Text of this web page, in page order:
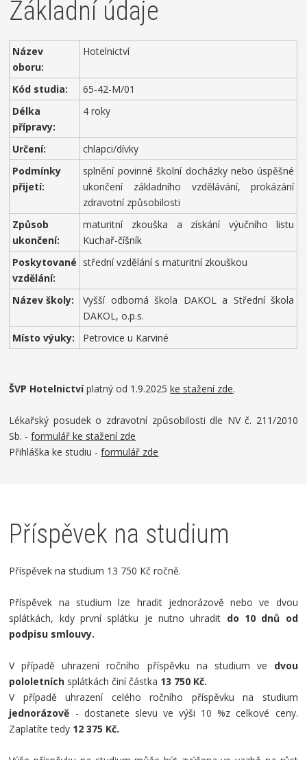
Základní údaje
Název
oboru:
Hotelnictví
Kód studia:
65-42-M/01
Délka
přípravy:
4 roky
Určení:
chlapci/dívky
Podmínky
přijetí:
splnění povinné školní docházky nebo úspěšné
ukončení základního vzdělávání, prokázání
zdravotní způsobilosti
Způsob
ukončení:
maturitní zkouška a získání výučního listu
Kuchař-číšník
Poskytované
vzdělání:
střední vzdělání s maturitní zkouškou
Název školy:
Vyšší odborná škola DAKOL a Střední škola
DAKOL, o.p.s.
Místo výuky:
Petrovice u Karviné
ŠVP Hotelnictvíplatný od 1.9.2025ke stažení zde.
Lékařský posudek o zdravotní způsobilosti dle NV č. 211/2010
Sb. -formulář ke stažení zde
Přihláška ke studiu -formulář zde
Příspěvek na studium
Příspěvek na studium 13 750 Kč ročně.
Příspěvek na studium lze hradit jednorázově nebo ve dvou
splátkách, kdy první splátku je nutno uhradit do 10 dnů od
podpisu smlouvy.
V případě uhrazení ročního příspěvku na studium ve dvou
pololetních splátkách činí částka 13 750 Kč.
V případě uhrazení celého ročního příspěvku na studium
jednorázově - dostanete slevu ve výši 10 %z celkové ceny.
Zaplatíte tedy 12 375 Kč.